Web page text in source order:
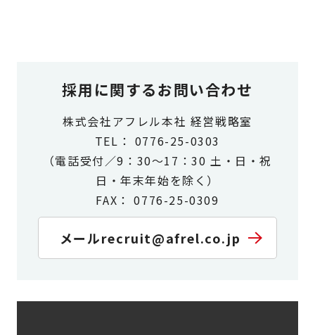
採用に関するお問い合わせ
株式会社アフレル本社 経営戦略室
TEL： 0776-25-0303
（電話受付／9：30～17：30 土・日・祝
日・年末年始を除く）
FAX： 0776-25-0309
メールrecruit@afrel.co.jp